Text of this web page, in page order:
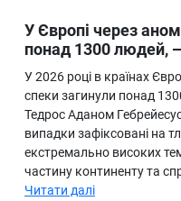
У Європі через
понад 1300 людей,
У 2026 році в країнах
спеки загинули понад
Тедрос Аданом
випадки зафіксовані на
екстремально високих
частину континенту та
Читати далі